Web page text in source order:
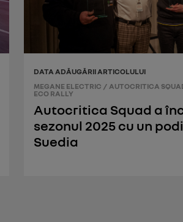
DATA ADĂUGĂRII ARTICOLULUI
MEGANE ELECTRIC / AUTOCRITICA
ECO RALLY
Autocritica Squad a
sezonul 2025 cu un
Suedia